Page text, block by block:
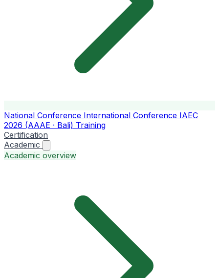
National Conference International Conference IAEC
2026 (AAAE · Bali) Training
Certification
Academic
Academic overview